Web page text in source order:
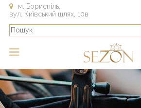
м. Бориспіль,
вул. Київський шлях, 10в